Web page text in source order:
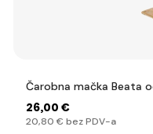
Čarobna mačka Beata
26,00 €
20,80 € bez PDV-a